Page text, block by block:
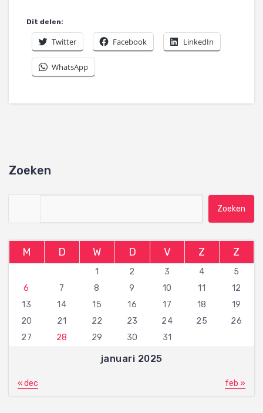
Dit delen:
Twitter Facebook LinkedIn
WhatsApp
Zoeken
januari 2025
M D W D V Z Z
1 2 3 4
5
6
7 8 9 10 11
12
13
14 15 16 17 18
19
20
21 22 23 24 25
26
27
28 29 30 31
« dec feb »